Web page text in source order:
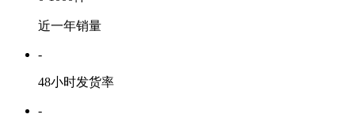
近一年销量
-
48小时发货率
-